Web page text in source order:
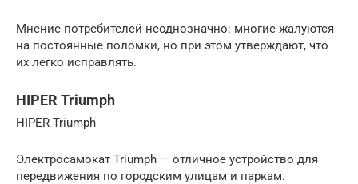
Мнение потребителей неоднозначно: многие жалуются
на постоянные поломки, но при этом утверждают, что
их легко исправлять.
HIPER Triumph
HIPER Triumph
Электросамокат Triumph — отличное устройство для
передвижения по городским улицам и паркам.